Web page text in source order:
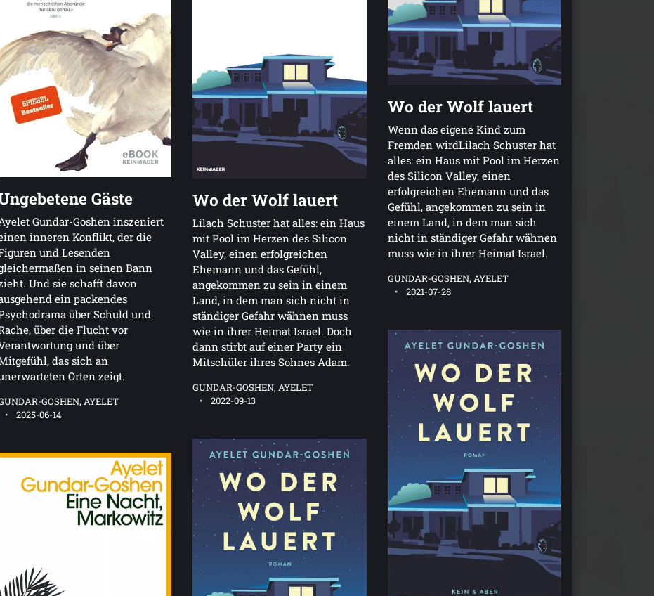
Gäste
Gundar-Goshen inszeniert
inneren Konflikt, der die
und Lesenden
in seinen Bann
Und sie schafft davon
ein packendes
über Schuld und
über die Flucht vor
und über
das sich an
Orten zeigt.
GOSHEN, AYELET
2025-06-14
Wo der Wolf lauert
Lilach Schuster hat alles: ein Haus
mit Pool im Herzen des Silicon
Valley, einen erfolgreichen
Ehemann und das Gefühl,
angekommen zu sein in einem
Land, in dem man sich nicht in
ständiger Gefahr wähnen muss
wie in ihrer Heimat Israel. Doch
dann stirbt auf einer Party ein
Mitschüler ihres Sohnes Adam.
GUNDAR-GOSHEN, AYELET
2022-09-13
Wo der Wolf lauert
Wenn das eigene Kind zum
Fremden wirdLilach Schuster hat
alles: ein Haus mit Pool im Herzen
des Silicon Valley, einen
erfolgreichen Ehemann und das
Gefühl, angekommen zu sein in
einem Land, in dem man sich
nicht in ständiger Gefahr wähnen
muss wie in ihrer Heimat Israel.
GUNDAR-GOSHEN, AYELET
2021-07-28